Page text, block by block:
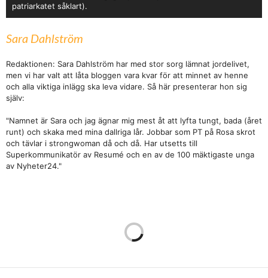
patriarkatet såklart).
Sara Dahlström
Redaktionen: Sara Dahlström har med stor sorg lämnat jordelivet,
men vi har valt att låta bloggen vara kvar för att minnet av henne
och alla viktiga inlägg ska leva vidare. Så här presenterar hon sig
själv:
"Namnet är Sara och jag ägnar mig mest åt att lyfta tungt, bada (året
runt) och skaka med mina dallriga lår. Jobbar som PT på Rosa skrot
och tävlar i strongwoman då och då. Har utsetts till
Superkommunikatör av Resumé och en av de 100 mäktigaste unga
av Nyheter24."